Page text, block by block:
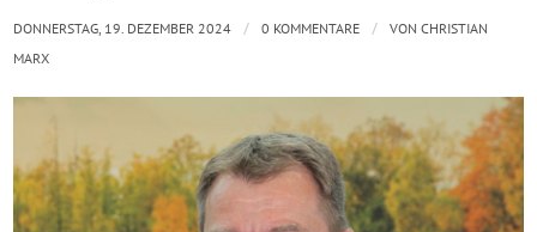
DONNERSTAG, 19. DEZEMBER 2024 / 0 KOMMENTARE / VONCHRISTIAN
MARX